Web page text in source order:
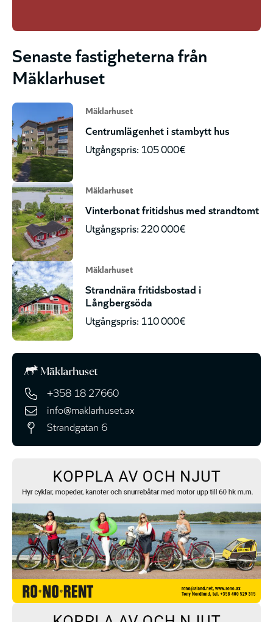
Senaste fastigheterna från
Mäklarhuset
Mäklarhuset
Centrumlägenhet i stambytt hus
Utgångspris: 105 000€
Mäklarhuset
Vinterbonat fritidshus med strandtomt
Utgångspris: 220 000€
Mäklarhuset
Strandnära fritidsbostad i
Långbergsöda
Utgångspris: 110 000€
+358 18 27660
info@maklarhuset.ax
Strandgatan 6